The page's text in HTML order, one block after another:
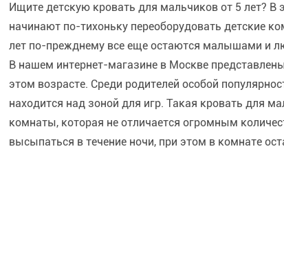
Ищите детскую кровать для мальчиков от 5 лет?
начинают по-тихоньку переоборудовать детские
лет по-прежднему все еще остаются малышами и
В нашем интернет-магазине в Москве
этом возрасте. Среди родителей особой
находится над зоной для игр. Такая кровать для
комнаты, которая не отличается огромным
высыпаться в течение ночи, при этом в комнате